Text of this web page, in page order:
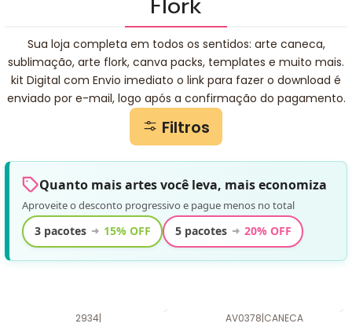
Sua loja completa em todos os sentidos: arte caneca,
sublimação, arte flork, canva packs, templates e muito mais.
kit Digital com Envio imediato o link para fazer o download é
enviado por e-mail, logo após a confirmação do pagamento.
Filtros
Quanto mais artes você leva, mais economiza
Aproveite o desconto progressivo e pague menos no total
3 pacotes ➜ 15% OFF 5 pacotes ➜ 20% OFF
2934| AV0378|CANECA